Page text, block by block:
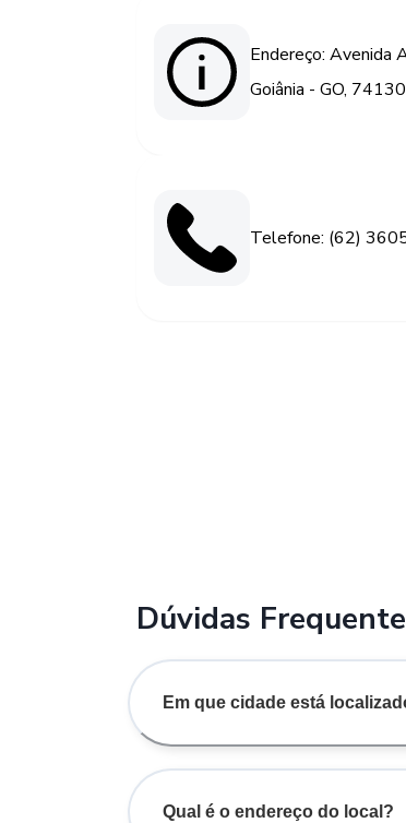
Endereço: Avenida
Goiânia - GO,
Telefone: (62)
Dúvidas
Em que cidade está
Qual é o endereço do local?